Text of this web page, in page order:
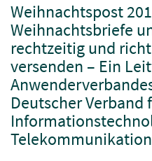
Weihnachtspost
Weihnachtsbriefe
rechtzeitig und
versenden – Ein
Deutscher Verband
Telekommunikation